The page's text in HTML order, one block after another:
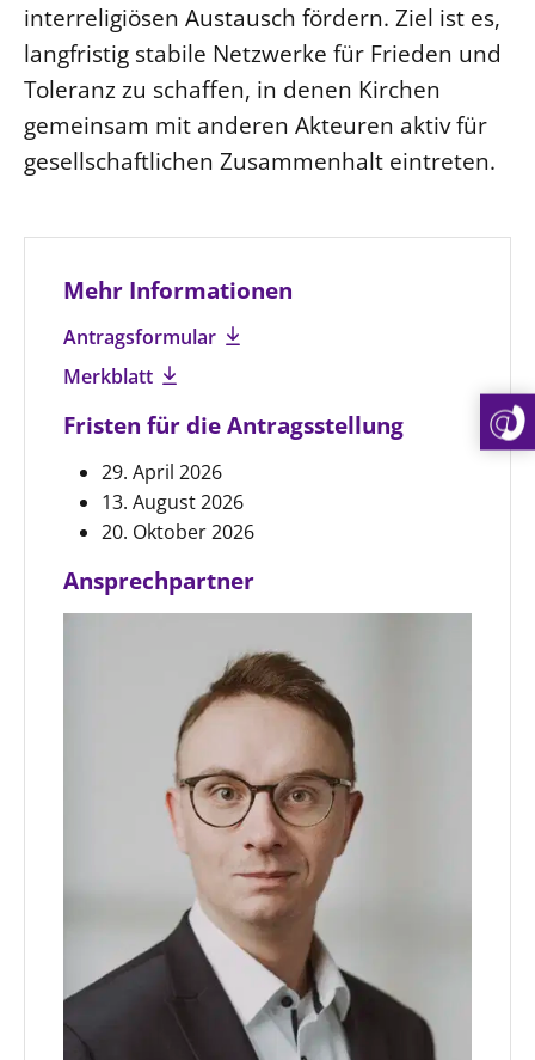
Mehr Informationen
Antragsformular
Merkblatt
Fristen für die Antragsstellung
29. April 2026
13. August 2026
20. Oktober 2026
Ansprechpartner
interreligiösen Austausch fördern. Ziel ist es,
langfristig stabile Netzwerke für Frieden und
Toleranz zu schaffen, in denen Kirchen
gemeinsam mit anderen Akteuren aktiv für
gesellschaftlichen Zusammenhalt eintreten.